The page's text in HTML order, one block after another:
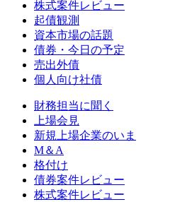
株式案件レビュー
起債観測
資本市場の話題
債券・今日の予定
売出外債
個人向け社債
財務担当に聞く
上場会見
新規上場企業のいま
M＆A
格付け
債券案件レビュー
株式案件レビュー